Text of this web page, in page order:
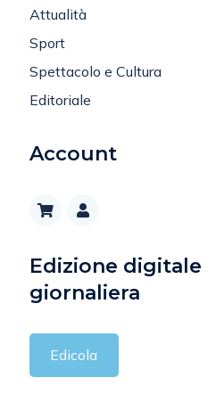
Attualità
Sport
Spettacolo e Cultura
Editoriale
Account
Edizione digitale
giornaliera
Edicola